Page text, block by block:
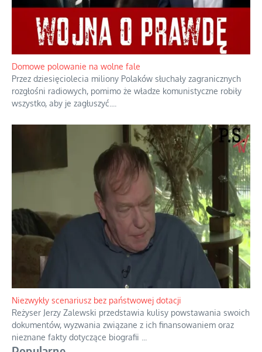
Historyczne fikołki zagranicznego obserwatora dziejów
Fascynowało go, że w różnych miejscach te same wydarzenia
pamiętano zupełnie inaczej i budowano wokół nich odmienne
opowieści....
Domowe polowanie na wolne fale
Przez dziesięciolecia miliony Polaków słuchały zagranicznych
rozgłośni radiowych, pomimo że władze komunistyczne robiły
wszystko, aby je zagłuszyć....